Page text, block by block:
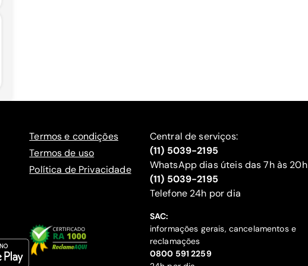
Termos e condições
Termos de uso
Política de Privacidade
Central de serviços:
(11) 5039-2195
WhatsApp dias úteis das 7h às 20h
(11) 5039-2195
‍Telefone 24h por dia
SAC:
informações gerais, cancelamentos e
reclamações
‍0800 591 2259